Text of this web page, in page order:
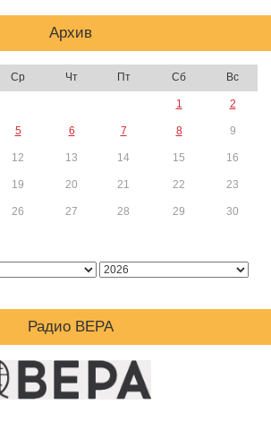
Архив
Ср Чт Пт Сб Вс
1 2
5 6 7 8 9
12 13 14 15 16
19 20 21 22 23
26 27 28 29 30
Радио ВЕРА